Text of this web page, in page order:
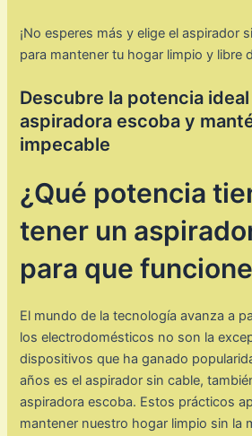
¡No esperes más y elige el aspirador
para mantener tu hogar limpio y libre
Descubre la potencia
aspiradora escoba y
impecable
¿Qué potencia
tener un
para que
El mundo de la tecnología avanza a
los electrodomésticos no son la
dispositivos que ha ganado
años es el aspirador sin cable,
aspiradora escoba. Estos prácticos
mantener nuestro hogar limpio sin la